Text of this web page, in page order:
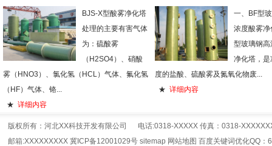
BJS-X型酸雾净化塔
处理的主要有害气体
为：硫酸雾
（H2SO4）、硝酸
雾（HNO3）、氯化氢（HCL）气体、氟化氢
（HF）气体、铬...
★ 详细内容
一、BF型
浓度酸雾净
型玻璃钢高
净化塔，是
度的盐酸、硫酸雾及氮氧化物废...
★ 详细内容
版权所有：河北XX科技开发有限公司 电话:0318-XXXXX 传真：0318-
邮箱:XXXXXXXXX 冀ICP备12001029号 sitemap 网站地图 百度关键词优化QQ：